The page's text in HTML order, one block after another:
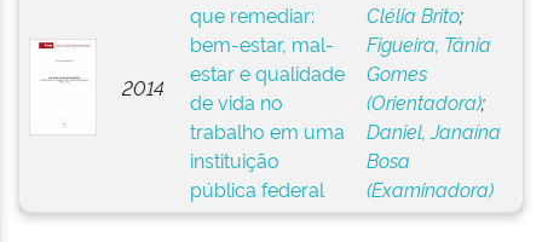
2014
que remediar:
bem-estar, mal-
estar e qualidade
de vida no
trabalho em uma
instituição
pública federal
Clélia Brito;
Figueira, Tânia
Gomes
(Orientadora);
Daniel, Janaína
Bosa
(Examinadora)